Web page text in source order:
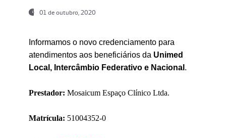
01 de outubro, 2020
Informamos o novo credenciamento para
atendimentos aos beneficiários da Unimed
Local, Intercâmbio Federativo e Nacional .
Prestador: Mosaicum Espaço Clínico Ltda.
Matrícula: 51004352-0